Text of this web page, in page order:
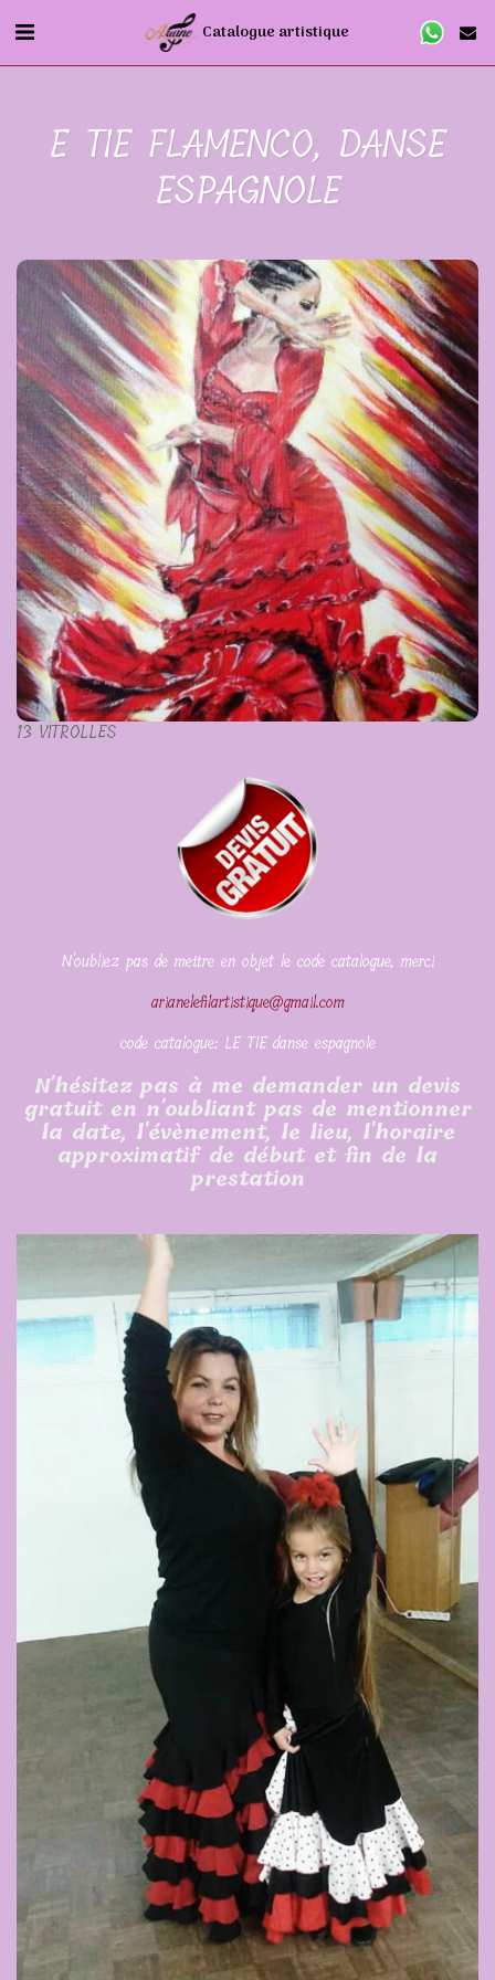
Catalogue artistique
E TIE FLAMENCO, DANSE
ESPAGNOLE
13 VITROLLES
N'oubliez pas de mettre en objet le code catalogue, merci
arianelefilartistique@gmail.com
code catalogue: LE TIE danse espagnole
N'hésitez pas à me demander un devis
gratuit en n'oubliant pas de mentionner
la date, l'évènement, le lieu, l'horaire
approximatif de début et fin de la
prestation